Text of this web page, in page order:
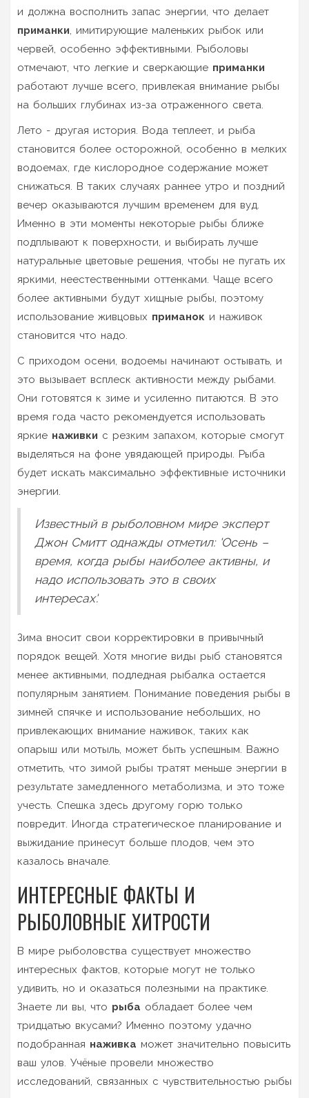
и должна восполнить запас энергии, что делает
приманки, имитирующие маленьких рыбок или
червей, особенно эффективными. Рыболовы
отмечают, что легкие и сверкающие приманки
работают лучше всего, привлекая внимание рыбы
на больших глубинах из-за отраженного света.
Лето - другая история. Вода теплеет, и рыба
становится более осторожной, особенно в мелких
водоемах, где кислородное содержание может
снижаться. В таких случаях раннее утро и поздний
вечер оказываются лучшим временем для вуд.
Именно в эти моменты некоторые рыбы ближе
подплывают к поверхности, и выбирать лучше
натуральные цветовые решения, чтобы не пугать их
яркими, неестественными оттенками. Чаще всего
более активными будут хищные рыбы, поэтому
использование живцовых приманок и наживок
становится что надо.
С приходом осени, водоемы начинают остывать, и
это вызывает всплеск активности между рыбами.
Они готовятся к зиме и усиленно питаются. В это
время года часто рекомендуется использовать
яркие наживки с резким запахом, которые смогут
выделяться на фоне увядающей природы. Рыба
будет искать максимально эффективные источники
энергии.
Известный в рыболовном мире эксперт
Джон Смитт однажды отметил: 'Осень –
время, когда рыбы наиболее активны, и
надо использовать это в своих
интересах'.
Зима вносит свои корректировки в привычный
порядок вещей. Хотя многие виды рыб становятся
менее активными, подледная рыбалка остается
популярным занятием. Понимание поведения рыбы в
зимней спячке и использование небольших, но
привлекающих внимание наживок, таких как
опарыш или мотыль, может быть успешным. Важно
отметить, что зимой рыбы тратят меньше энергии в
результате замедленного метаболизма, и это тоже
учесть. Спешка здесь другому горю только
повредит. Иногда стратегическое планирование и
выжидание принесут больше плодов, чем это
казалось вначале.
ИНТЕРЕСНЫЕ ФАКТЫ И
РЫБОЛОВНЫЕ ХИТРОСТИ
В мире рыболовства существует множество
интересных фактов, которые могут не только
удивить, но и оказаться полезными на практике.
Знаете ли вы, что рыба обладает более чем
тридцатью вкусами? Именно поэтому удачно
подобранная наживка может значительно повысить
ваш улов. Учёные провели множество
исследований, связанных с чувствительностью рыбы